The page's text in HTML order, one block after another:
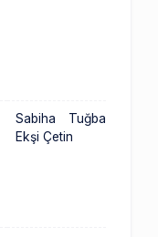
Sabiha Tuğba
Ekşi Çetin